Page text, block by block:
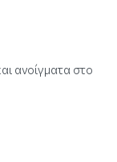
ανοίγματα στο